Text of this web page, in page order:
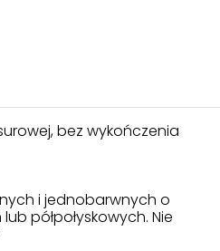
bez wykończenia
i jednobarwnych o
półpołyskowych. Nie